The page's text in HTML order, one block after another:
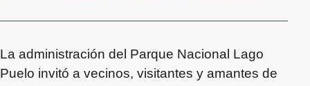
La administración del Parque Nacional Lago
Puelo invitó a vecinos, visitantes y amantes de